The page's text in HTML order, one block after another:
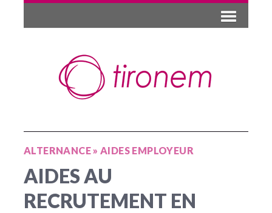
ALTERNANCE» AIDES EMPLOYEUR
AIDES AU
RECRUTEMENT EN